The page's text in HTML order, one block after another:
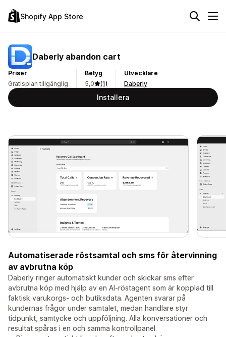
Shopify App Store
Daberly abandon cart
Priser
Gratisplan tillgänglig
Betyg
5,0
(1)
Utvecklare
Daberly
Installera
Automatiserade röstsamtal och sms för återvinning
av avbrutna köp
Daberly ringer automatiskt kunder och skickar sms efter
avbrutna köp med hjälp av en AI-röstagent som är kopplad till
faktisk varukorgs- och butiksdata. Agenten svarar på
kundernas frågor under samtalet, medan handlare styr
tidpunkt, samtycke och uppföljning. Alla konversationer och
resultat spåras i en och samma kontrollpanel.